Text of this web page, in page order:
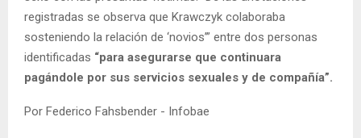
registradas se observa que Krawczyk colaboraba
sosteniendo la relación de ‘novios’” entre dos personas
identificadas “para asegurarse que continuara
pagándole por sus servicios sexuales y de compañía”.
Por Federico Fahsbender - Infobae